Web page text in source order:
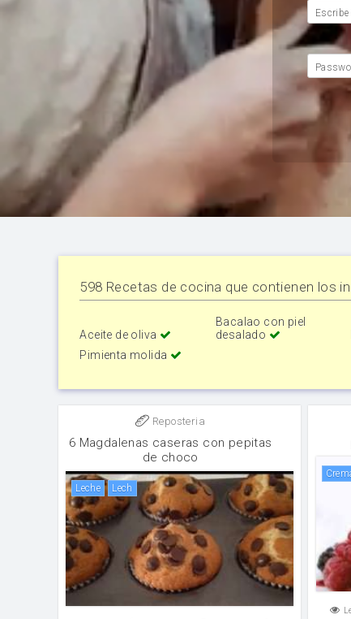
Escribe
598 Recetas de cocina que contienen los
Aceite de oliva
Bacalao con piel
desalado
Pimienta molida
Reposteria
6 Magdalenas caseras con pepitas
de choco
leche lech